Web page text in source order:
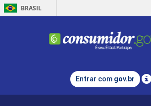
BRASIL
Entrar com gov.br